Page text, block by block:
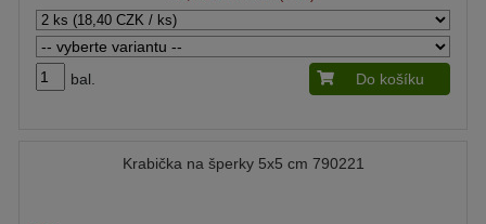
bal. Do košíku
Krabička na šperky 5x5 cm 790221